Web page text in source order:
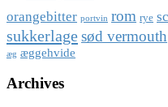
orangebitter portvin rom rye
sukkerlagesød vermouth
æg æggehvide
Archives